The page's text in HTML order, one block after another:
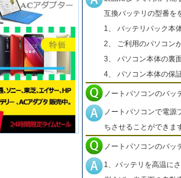
互換バッテリの型番を
1、 バッテリパック本
2、 ご利用のパソコン
3、 パソコン本体の裏
4、 パソコン本体の保証
ノートパソコンのバッ
ノートパソコンで電源
ちさせることができま
ノートパソコンのバッ
1、バッテリを高温に